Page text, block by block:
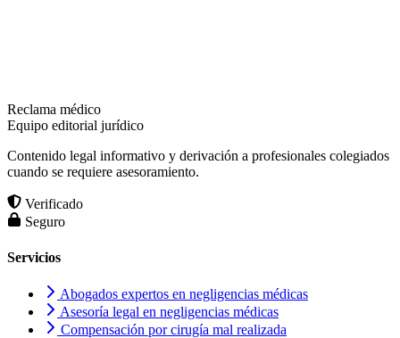
Reclama médico
Equipo editorial jurídico
Contenido legal informativo y derivación a profesionales colegiados
cuando se requiere asesoramiento.
Verificado
Seguro
Servicios
Abogados expertos en negligencias médicas
Asesoría legal en negligencias médicas
Compensación por cirugía mal realizada